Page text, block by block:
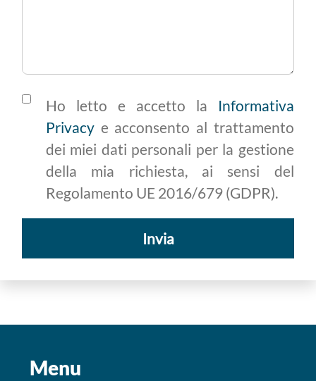
Ho letto e accetto la Informativa
Privacye acconsento al trattamento
dei miei dati personali per la gestione
della mia richiesta, ai sensi del
Regolamento UE 2016/679 (GDPR).
Menu